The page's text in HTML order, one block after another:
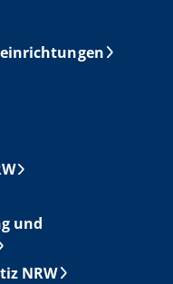
und
NRW